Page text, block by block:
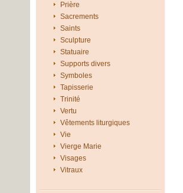
Prière
Sacrements
Saints
Sculpture
Statuaire
Supports divers
Symboles
Tapisserie
Trinité
Vertu
Vêtements liturgiques
Vie
Vierge Marie
Visages
Vitraux